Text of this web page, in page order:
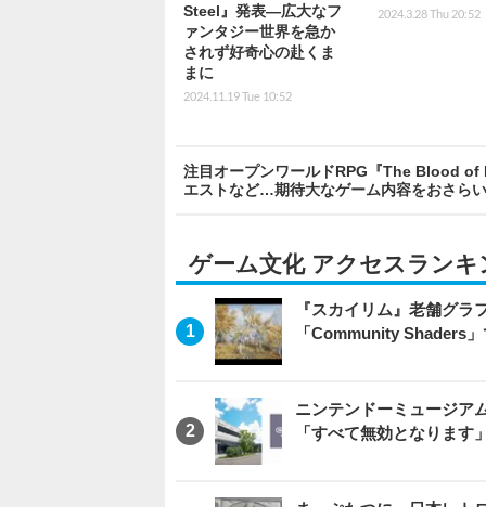
Steel』発表―広大なフ
ァンタジー世界を急か
されず好奇心の赴くま
まに
2024.11.19 Tue 10:52
2024.3.28 Thu 20:52
注目オープンワールドRPG『The Blood of
エストなど…期待大なゲーム内容をおさらい
ゲーム文化 アクセスランキ
『スカイリム』老舗グ
「Community Shaders
ニンテンドーミュージア
「すべて無効となります